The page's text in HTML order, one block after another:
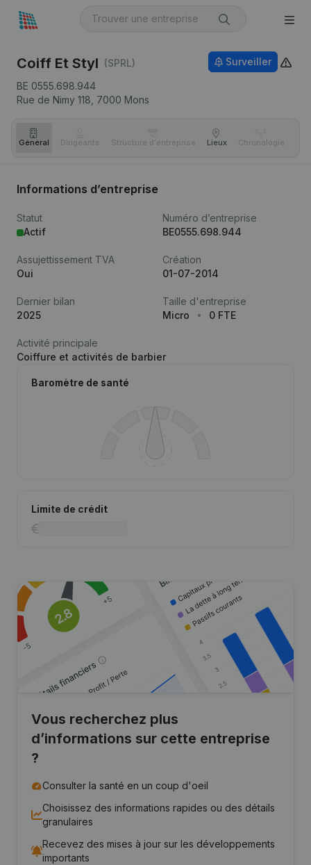
Coiff Et Styl (SPRL)
BE 0555.698.944
Rue de Nimy 118, 7000 Mons
Surveiller
Général Dirigeants Structure d'entreprise Lieux Chronologie
Informations d’entreprise
Statut
Actif
Numéro d’entreprise
BE0555.698.944
Assujettissement TVA
Oui
Création
01-07-2014
Dernier bilan
2025
Taille d'entreprise
Micro
0 FTE
Activité principale
Coiffure et activités de barbier
Baromètre de santé
Limite de crédit
Vous recherchez plus
d’informations sur cette entreprise
?
Consulter la santé en un coup d'oeil
Choisissez des informations rapides ou des détails
granulaires
Recevez des mises à jour sur les développements
importants